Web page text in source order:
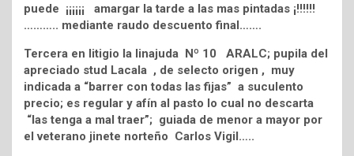
puede ¡¡¡¡¡¡ amargar la tarde a las mas pintadas ¡!!!!!!
……….. mediante raudo descuento final…….
Tercera en litigio la linajuda Nº 10 ARALC; pupila del
apreciado stud Lacala , de selecto origen , muy
indicada a “barrer con todas las fijas” a suculento
precio; es regular y afín al pasto lo cual no descarta
“las tenga a mal traer”; guiada de menor a mayor por
el veterano jinete norteño Carlos Vigil…..